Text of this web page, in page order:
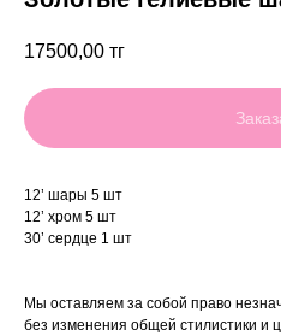
17500,00 тг
12’ шары 5 шт
12’ хром 5 шт
30’ сердце 1 шт
Мы оставляем за собой право
без изменения общей стилистики и